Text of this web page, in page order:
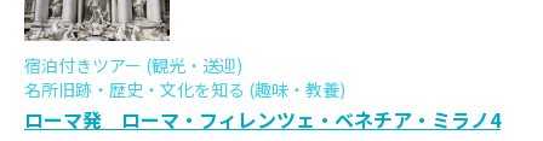
宿泊付きツアー (観光・送迎)
名所旧跡・歴史・文化を知る (趣味・教養)
ローマ発 ローマ・フィレンツェ・ベネチア・ミラノ4